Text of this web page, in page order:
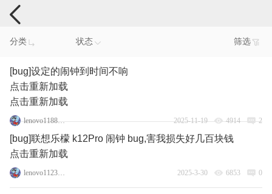
手机反馈
分类 状态 筛选
[bug]设定的闹钟到时间不响
点击重新加载
点击重新加载
lenovo118869839 2025-11-19 4914 2
[bug]联想乐檬 k12Pro 闹钟 bug,害我损失好几百块钱
点击重新加载
lenovo112362691 2025-3-30 6853 0